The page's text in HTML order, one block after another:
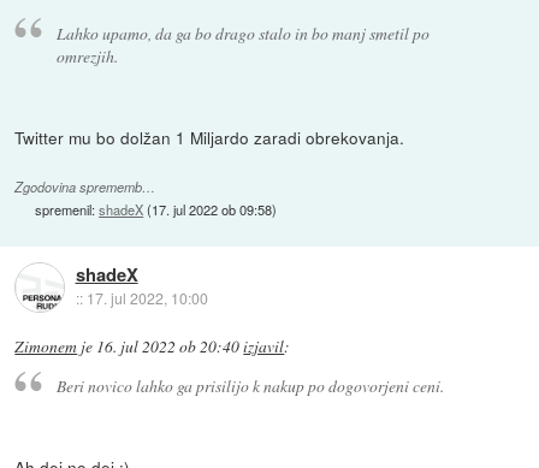
Lahko upamo, da ga bo drago stalo in bo manj smetil po
omrezjih.
Twitter mu bo dolžan 1 Miljardo zaradi obrekovanja.
Zgodovina sprememb…
spremenil:shadeX(17. jul 2022 ob 09:58)
shadeX
:: 17. jul 2022, 10:00
Zimonem je 16. jul 2022 ob 20:40izjavil:
Beri novico lahko ga prisilijo k nakup po dogovorjeni ceni.